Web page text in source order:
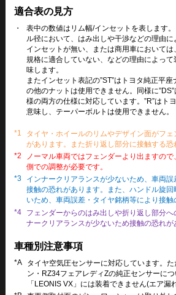
適合表の見方
・
表中の数値はリム幅/インセットを表します
ル径において、はみ出しや干渉などの理由に
インセットが無い、または商用車において
規格に適合していない、などの理由によっ
味します。
またインセット表記の”ST”はトヨタ純正平
の他のナットは使用できません。同様に
様の両方の仕様に対応しています。”R”はト
意味し、テーパーボルトは使用できません。
*1
タイヤ・ホイールのリムやデザイン面がフ
があります。また折り返し部分に接触する恐
*2
ノーマル車両ではフェンダーより出ますの
側での調整が必要です。
*3
インナークリアランスが少ないため、車両誤
接触の恐れがあります。また、ハンドル旋
いため、車両誤差・タイヤ銘柄等により接触
*4
フェンダーからのはみ出しや折り返し部分
ナークリアランスが少ないため接触の恐れが
車種別注意事項
*A
タイヤ空気圧センサーに対応しています。
ン・RZ34フェアレディZの純正センサーにつ
「LEONIS VX」には装着できません(エア漏